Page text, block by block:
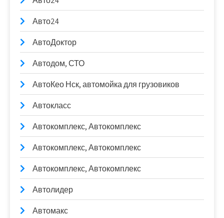
Авто24
АвтоДоктор
Автодом, СТО
АвтоКео Нск, автомойка для грузовиков
Автокласс
Автокомплекс, Автокомплекс
Автокомплекс, Автокомплекс
Автокомплекс, Автокомплекс
Автолидер
Автомакс